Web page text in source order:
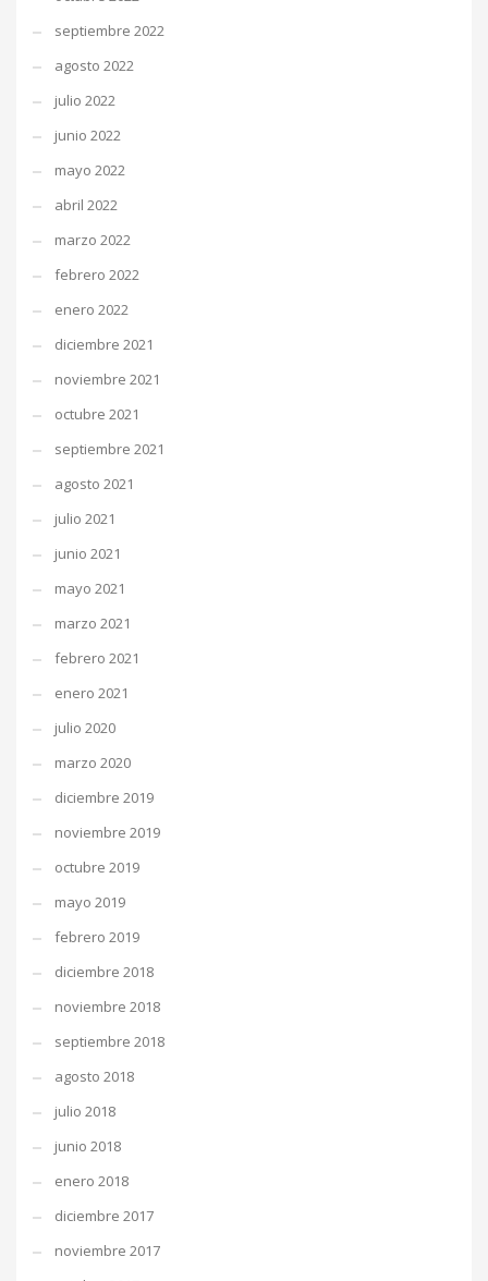
septiembre 2022
agosto 2022
julio 2022
junio 2022
mayo 2022
abril 2022
marzo 2022
febrero 2022
enero 2022
diciembre 2021
noviembre 2021
octubre 2021
septiembre 2021
agosto 2021
julio 2021
junio 2021
mayo 2021
marzo 2021
febrero 2021
enero 2021
julio 2020
marzo 2020
diciembre 2019
noviembre 2019
octubre 2019
mayo 2019
febrero 2019
diciembre 2018
noviembre 2018
septiembre 2018
agosto 2018
julio 2018
junio 2018
enero 2018
diciembre 2017
noviembre 2017